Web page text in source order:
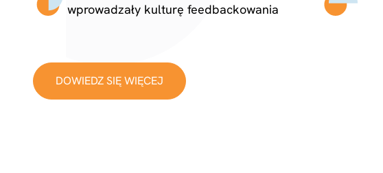
wprowadzały kulturę feedbackowania
DOWIEDZ SIĘ WIĘCEJ